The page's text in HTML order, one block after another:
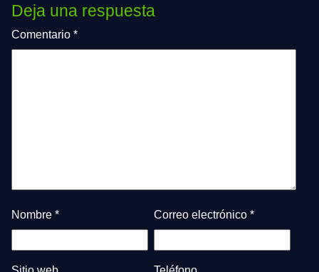
Deja una respuesta
Comentario *
Nombre * Correo electrónico *